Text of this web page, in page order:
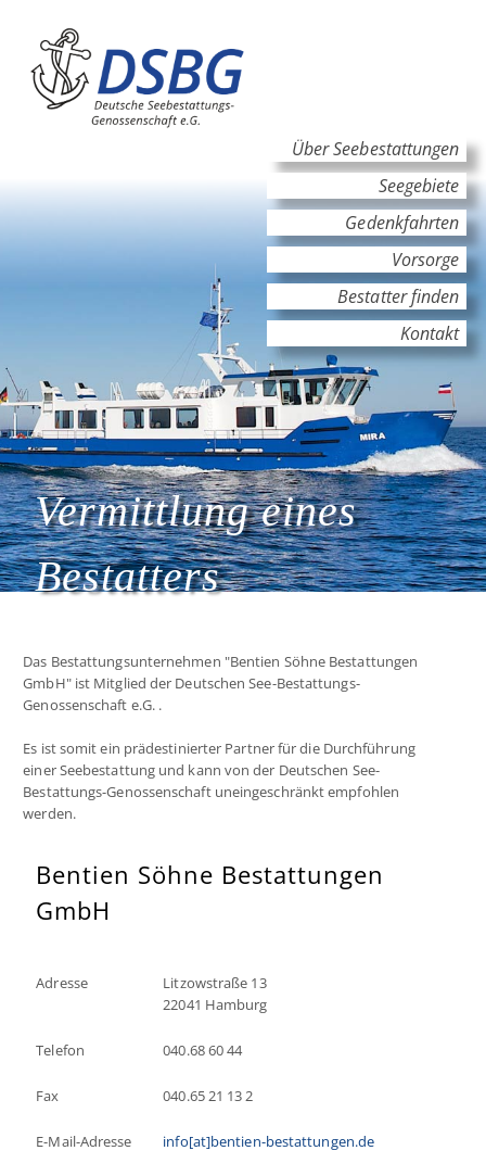
Hauptinhalt
Hauptnavigation
Über Seebestattungen
Seegebiete
Gedenkfahrten
Vorsorge
Bestatter finden
Kontakt
Vermittlung eines
Bestatters
Das Bestattungsunternehmen "Bentien Söhne Bestattungen
GmbH" ist Mitglied der Deutschen See-Bestattungs-
Genossenschaft e.G. .
Es ist somit ein prädestinierter Partner für die Durchführung
einer Seebestattung und kann von der Deutschen See-
Bestattungs-Genossenschaft uneingeschränkt empfohlen
werden.
Bentien Söhne Bestattungen
GmbH
Adresse
Litzowstraße 13
22041 Hamburg
Telefon 040.68 60 44
Fax 040.65 21 13 2
E-Mail-Adresse info[at]bentien-bestattungen.de